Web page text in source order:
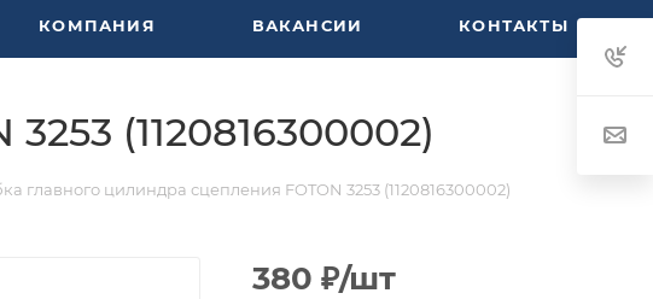
КОМПАНИЯ ВАКАНСИИ КОНТАКТЫ
(1120816300002)
главного цилиндра сцепления FOTON 3253 (1120816300002)
380 ₽/шт